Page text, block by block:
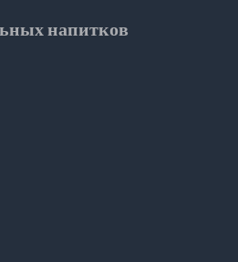
напитков